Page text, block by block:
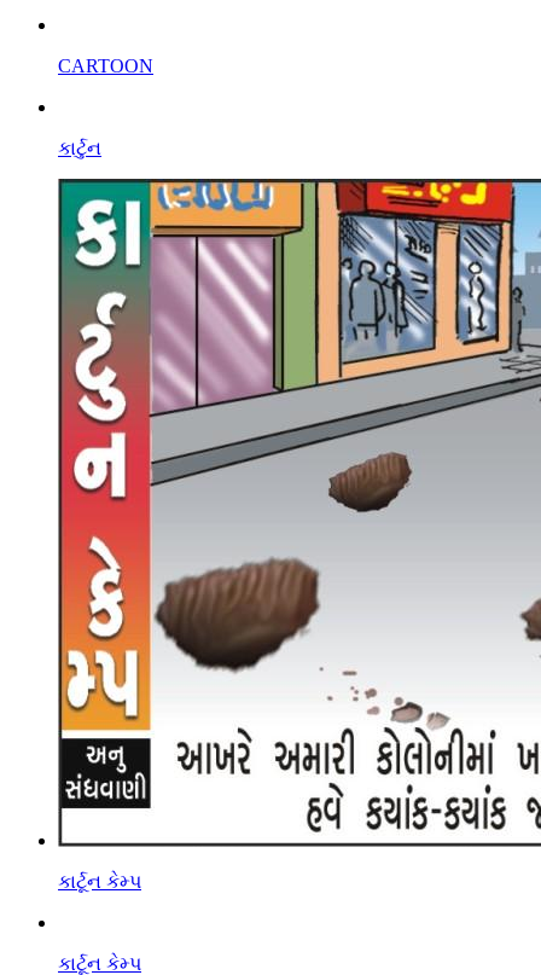
CARTOON
કાર્ટુન
કાર્ટૂન કેમ્પ
કાર્ટૂન કેમ્પ